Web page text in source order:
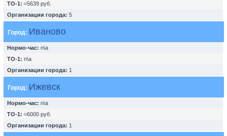
ТО-1: ≈5639 руб.
Организации города: 5
Город: Иваново
Нормо-час: n\a
ТО-1: n\a
Организации города: 1
Город: Ижевск
Нормо-час: n\a
ТО-1: ≈6000 руб.
Организации города: 1